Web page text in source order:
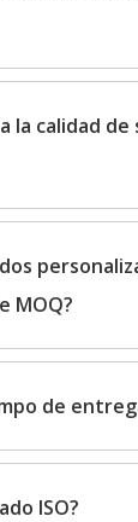
la calidad de
MOQ?
de
ISO?